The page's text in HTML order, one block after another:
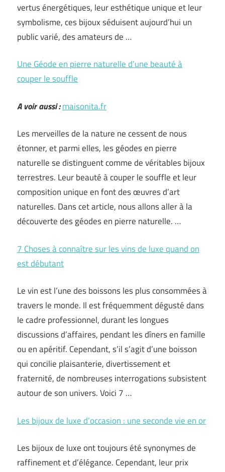
vertus énergétiques, leur esthétique unique et leur
symbolisme, ces bijoux séduisent aujourd’hui un
public varié, des amateurs de …
Une Géode en pierre naturelle d’une beauté à
couper le souffle
A voir aussi :maisonita.fr
Les merveilles de la nature ne cessent de nous
étonner, et parmi elles, les géodes en pierre
naturelle se distinguent comme de véritables bijoux
terrestres. Leur beauté à couper le souffle et leur
composition unique en font des œuvres d’art
naturelles. Dans cet article, nous allons aller à la
découverte des géodes en pierre naturelle. …
7 Choses à connaître sur les vins de luxe quand on
est débutant
Le vin est l’une des boissons les plus consommées à
travers le monde. Il est fréquemment dégusté dans
le cadre professionnel, durant les longues
discussions d’affaires, pendant les dîners en famille
ou en apéritif. Cependant, s’il s’agit d’une boisson
qui concilie plaisanterie, divertissement et
fraternité, de nombreuses interrogations subsistent
autour de son univers. Voici 7 …
Les bijoux de luxe d’occasion : une seconde vie en or
Les bijoux de luxe ont toujours été synonymes de
raffinement et d’élégance. Cependant, leur prix